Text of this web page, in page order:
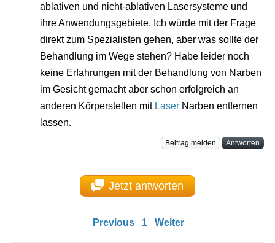
ablativen und nicht-ablativen Lasersysteme und
ihre Anwendungsgebiete. Ich würde mit der Frage
direkt zum Spezialisten gehen, aber was sollte der
Behandlung im Wege stehen? Habe leider noch
keine Erfahrungen mit der Behandlung von Narben
im Gesicht gemacht aber schon erfolgreich an
anderen Körperstellen mit Laser Narben entfernen
lassen.
Beitrag melden Antworten
Jetzt antworten
Previous 1 Weiter